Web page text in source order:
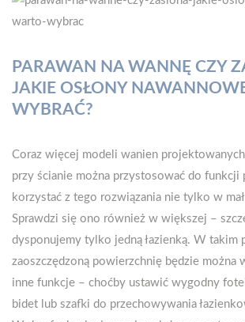
PARAWAN NA WANNĘ CZY
JAKIE OSŁONY
WYBRAĆ?
Coraz więcej modeli wanien
przy ścianie można przystosować do funkcji
korzystać z tego rozwiązania nie tylko w
Sprawdzi się ono również w większej –
dysponujemy tylko jedną łazienką. W takim
zaoszczędzoną powierzchnię będzie można
inne funkcje – choćby ustawić wygodny
bidet lub szafki do przechowywania